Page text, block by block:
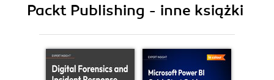
10. Advanced Django Admin and Customizations
13. Generating CSV, PDF, and Other Binary Files
14. Testing Your Django Applications
Packt Publishing - inne książki